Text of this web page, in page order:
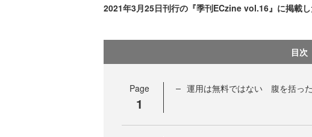
2021年3月25日刊行の『季刊ECzine vol.16』に掲載し
目次
Page
1
運用は無料ではない 腹を括っ